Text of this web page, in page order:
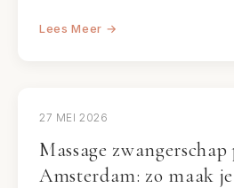
Lees Meer →
27 MEI 2026
Massage
Amsterdam: zo maak